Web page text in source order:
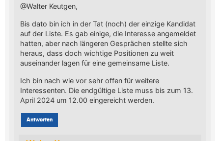
@Walter Keutgen,
Bis dato bin ich in der Tat (noch) der einzige Kandidat
auf der Liste. Es gab einige, die Interesse angemeldet
hatten, aber nach längeren Gesprächen stellte sich
heraus, dass doch wichtige Positionen zu weit
auseinander lagen für eine gemeinsame Liste.
Ich bin nach wie vor sehr offen für weitere
Interessenten. Die endgültige Liste muss bis zum 13.
April 2024 um 12.00 eingereicht werden.
Antworten